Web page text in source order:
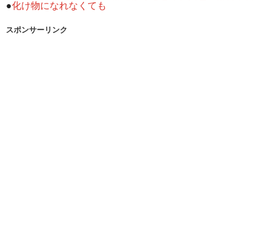
●化け物になれなくても
スポンサーリンク